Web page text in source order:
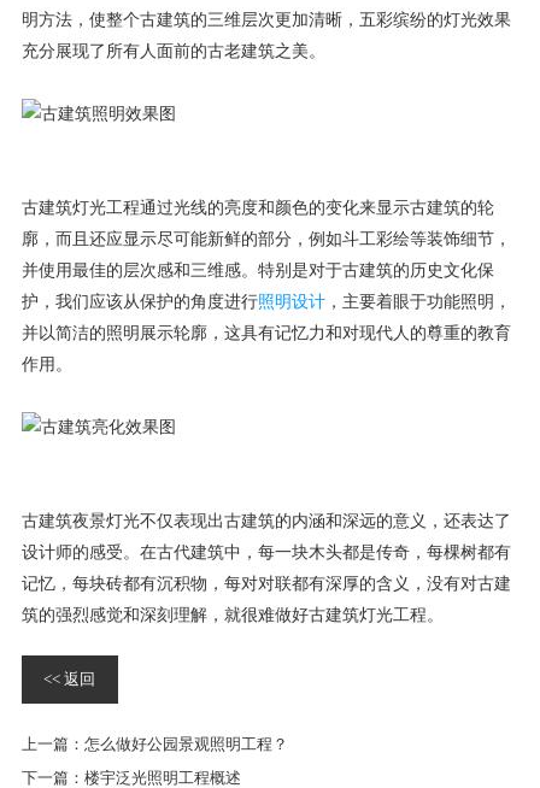
明方法，使整个古建筑的三维层次更加清晰，五彩缤纷的灯光效果
充分展现了所有人面前的古老建筑之美。
古建筑灯光工程通过光线的亮度和颜色的变化来显示古建筑的轮
廓，而且还应显示尽可能新鲜的部分，例如斗工彩绘等装饰细节，
并使用最佳的层次感和三维感。特别是对于古建筑的历史文化保
护，我们应该从保护的角度进行照明设计，主要着眼于功能照明，
并以简洁的照明展示轮廓，这具有记忆力和对现代人的尊重的教育
作用。
古建筑夜景灯光不仅表现出古建筑的内涵和深远的意义，还表达了
设计师的感受。在古代建筑中，每一块木头都是传奇，每棵树都有
记忆，每块砖都有沉积物，每对对联都有深厚的含义，没有对古建
筑的强烈感觉和深刻理解，就很难做好古建筑灯光工程。
<< 返回
上一篇： 怎么做好公园景观照明工程？
下一篇： 楼宇泛光照明工程概述